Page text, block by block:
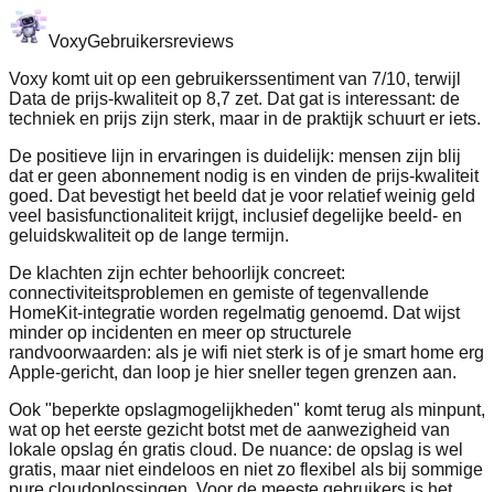
VoxyGebruikersreviews
Voxy komt uit op een gebruikerssentiment van 7/10, terwijl
Data de prijs-kwaliteit op 8,7 zet. Dat gat is interessant: de
techniek en prijs zijn sterk, maar in de praktijk schuurt er iets.
De positieve lijn in ervaringen is duidelijk: mensen zijn blij
dat er geen abonnement nodig is en vinden de prijs-kwaliteit
goed. Dat bevestigt het beeld dat je voor relatief weinig geld
veel basisfunctionaliteit krijgt, inclusief degelijke beeld- en
geluidskwaliteit op de lange termijn.
De klachten zijn echter behoorlijk concreet:
connectiviteitsproblemen en gemiste of tegenvallende
HomeKit-integratie worden regelmatig genoemd. Dat wijst
minder op incidenten en meer op structurele
randvoorwaarden: als je wifi niet sterk is of je smart home erg
Apple-gericht, dan loop je hier sneller tegen grenzen aan.
Ook "beperkte opslagmogelijkheden" komt terug als minpunt,
wat op het eerste gezicht botst met de aanwezigheid van
lokale opslag én gratis cloud. De nuance: de opslag is wel
gratis, maar niet eindeloos en niet zo flexibel als bij sommige